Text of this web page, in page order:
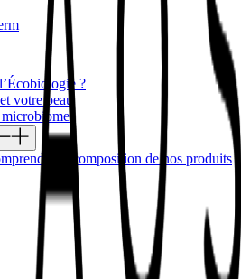
?
votre peau
la composition de nos produits